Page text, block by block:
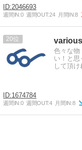
2046693
週間IN:0 週間OUT:24 月間IN:8
20
色々な物
い！と思
して頂け
1674784
週間IN:0 週間OUT:4 月間IN:8